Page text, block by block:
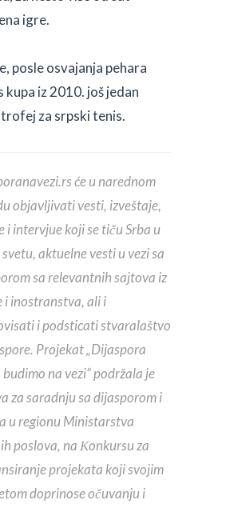
igre.
posle osvajanja pehara
kupa iz 2010. još jedan
za srpski tenis.
će u narednom
objavljivati vesti, izveštaje,
i intervjue koji se tiču Srba u
aktuelne vesti u vezi sa
sa relevantnih sajtova iz
i inostranstva, ali i
i podsticati stvaralaštvo
Projekat „Dijaspora
budimo na vezi“ podržala je
za saradnju sa dijasporom i
u regionu Ministarstva
poslova, na Кonkursu za
projekata koji svojim
doprinose očuvanju i